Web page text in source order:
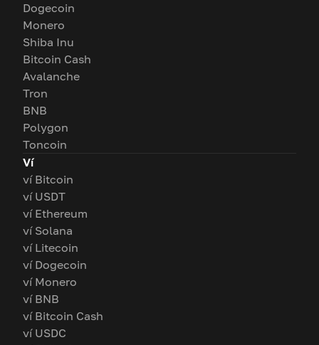
Dogecoin
Monero
Shiba Inu
Bitcoin Cash
Avalanche
Tron
BNB
Polygon
Toncoin
Ví
ví Bitcoin
ví USDT
ví Ethereum
ví Solana
ví Litecoin
ví Dogecoin
ví Monero
ví BNB
ví Bitcoin Cash
ví USDC